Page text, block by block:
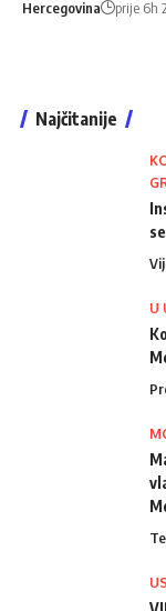
Hercegovina prije 6h
Najčitanije
U